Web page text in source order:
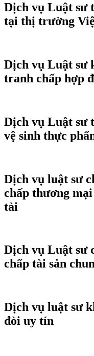
Dịch vụ Luật sư
tại thị trường
Dịch vụ Luật sư
tranh chấp hợp
Dịch vụ Luật sư
vệ sinh thực
Dịch vụ luật sư
chấp thương
tài
Dịch vụ Luật sư
chấp tài sản
Dịch vụ luật sư
đòi uy tín